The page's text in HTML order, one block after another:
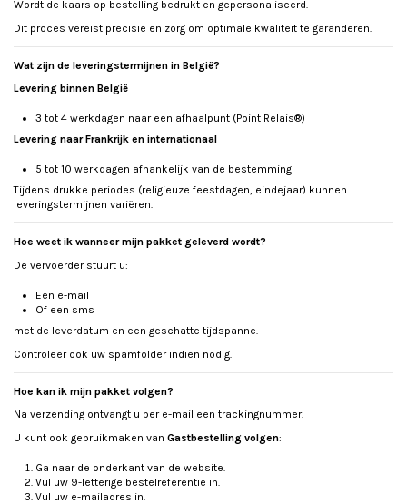
Wordt de kaars op bestelling bedrukt en gepersonaliseerd.
Dit proces vereist precisie en zorg om optimale kwaliteit te garanderen.
Wat zijn de leveringstermijnen in België?
Levering binnen België
3 tot 4 werkdagen naar een afhaalpunt (Point Relais®)
Levering naar Frankrijk en internationaal
5 tot 10 werkdagen afhankelijk van de bestemming
Tijdens drukke periodes (religieuze feestdagen, eindejaar) kunnen
leveringstermijnen variëren.
Hoe weet ik wanneer mijn pakket geleverd wordt?
De vervoerder stuurt u:
Een e-mail
Of een sms
met de leverdatum en een geschatte tijdspanne.
Controleer ook uw spamfolder indien nodig.
Hoe kan ik mijn pakket volgen?
Na verzending ontvangt u per e-mail een trackingnummer.
U kunt ook gebruikmaken van Gastbestelling volgen:
Ga naar de onderkant van de website.
Vul uw 9-letterige bestelreferentie in.
Vul uw e-mailadres in.